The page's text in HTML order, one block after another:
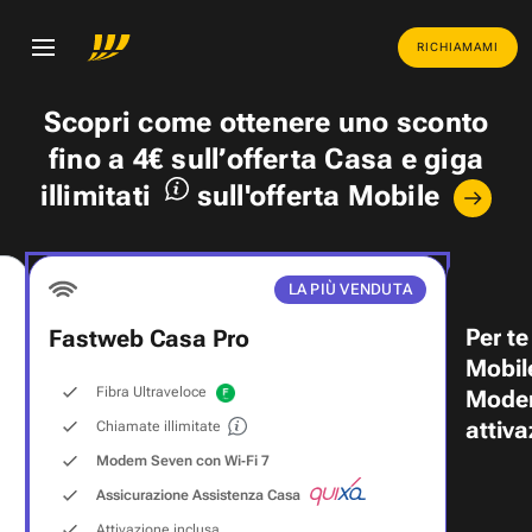
RICHIAMAMI
Scopri come ottenere uno sconto
fino a 4€ sull’offerta Casa egiga
illimitati
sull'offerta Mobile
LA PIÙ VENDUTA
Fastweb Casa Pro
Fibra Ultraveloce
Chiamate illimitate
Modem Seven con Wi‑Fi 7
Assicurazione Assistenza Casa
Per